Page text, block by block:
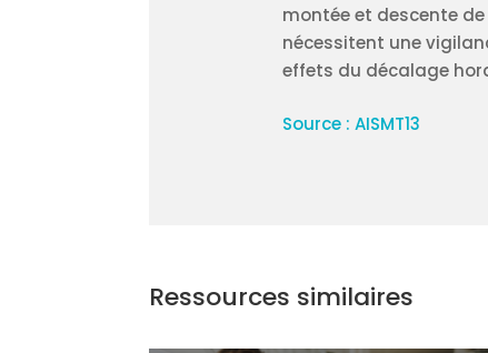
montée et descente
nécessitent une
effets du décalage
Source : AISMT13
Ressources similaires